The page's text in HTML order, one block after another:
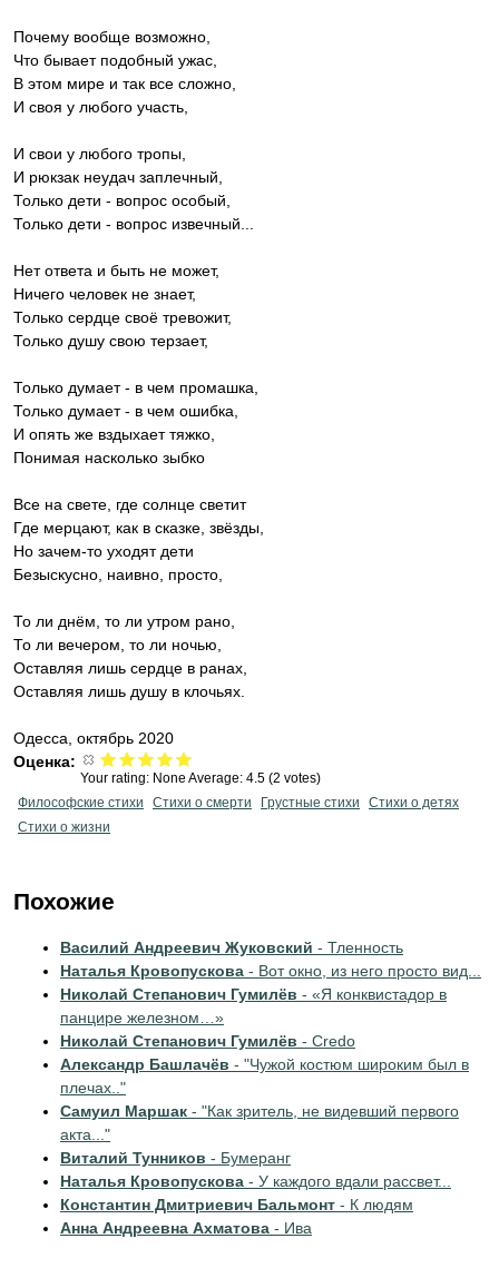
Почему вообще возможно,
Что бывает подобный ужас,
В этом мире и так все сложно,
И своя у любого участь,
И свои у любого тропы,
И рюкзак неудач заплечный,
Только дети - вопрос особый,
Только дети - вопрос извечный...
Нет ответа и быть не может,
Ничего человек не знает,
Только сердце своё тревожит,
Только душу свою терзает,
Только думает - в чем промашка,
Только думает - в чем ошибка,
И опять же вздыхает тяжко,
Понимая насколько зыбко
Все на свете, где солнце светит
Где мерцают, как в сказке, звёзды,
Но зачем-то уходят дети
Безыскусно, наивно, просто,
То ли днём, то ли утром рано,
То ли вечером, то ли ночью,
Оставляя лишь сердце в ранах,
Оставляя лишь душу в клочьях.
Одесса, октябрь 2020
Оценка:
Your rating: None Average: 4.5 (2 votes)
Философские стихи
Стихи о смерти Грустные стихи
Стихи о детях
Стихи о жизни
Похожие
Василий Андреевич Жуковский - Тленность
Наталья Кровопускова - Вот окно, из него просто вид...
Николай Степанович Гумилёв - «Я конквистадор в
панцире железном…»
Николай Степанович Гумилёв - Credo
Александр Башлачёв - "Чужой костюм широким был в
плечах.."
Самуил Маршак - "Как зритель, не видевший первого
акта..."
Виталий Тунников - Бумеранг
Наталья Кровопускова - У каждого вдали рассвет...
Константин Дмитриевич Бальмонт - К людям
Анна Андреевна Ахматова - Ива